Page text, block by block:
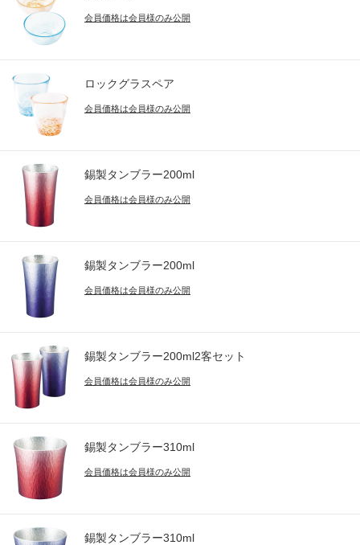
会員価格は会員様のみ公開
ロックグラスペア
会員価格は会員様のみ公開
錫製タンブラー200ml
会員価格は会員様のみ公開
錫製タンブラー200ml
会員価格は会員様のみ公開
錫製タンブラー200ml2客セット
会員価格は会員様のみ公開
錫製タンブラー310ml
会員価格は会員様のみ公開
錫製タンブラー310ml